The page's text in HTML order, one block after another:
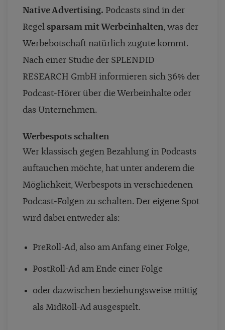
Native Advertising. Podcasts sind in der
Regel sparsam mit Werbeinhalten, was der
Werbebotschaft natürlich zugute kommt.
Nach einer Studie der SPLENDID
RESEARCH GmbH informieren sich 36% der
Podcast-Hörer über die Werbeinhalte oder
das Unternehmen.
Werbespots schalten
Wer klassisch gegen Bezahlung in Podcasts
auftauchen möchte, hat unter anderem die
Möglichkeit, Werbespots in verschiedenen
Podcast-Folgen zu schalten. Der eigene Spot
wird dabei entweder als:
PreRoll-Ad, also am Anfang einer Folge,
PostRoll-Ad am Ende einer Folge
oder dazwischen beziehungsweise mittig
als MidRoll-Ad ausgespielt.